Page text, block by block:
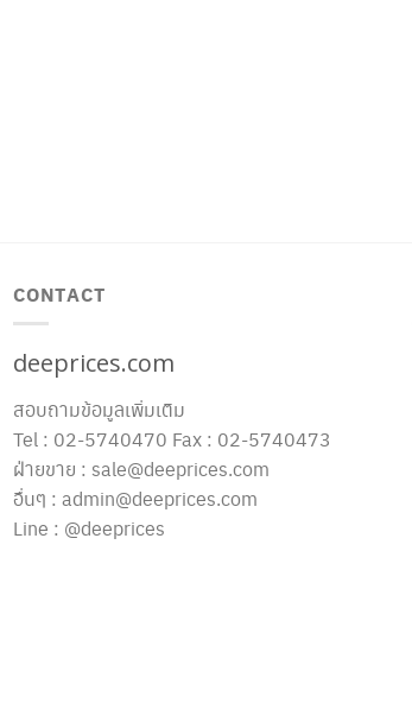
CONTACT
deeprices.com
สอบถามข้อมูลเพิ่มเติม
Tel : 02-5740470 Fax : 02-5740473
ฝ่ายขาย : sale@deeprices.com
อื่นๆ : admin@deeprices.com
Line : @deeprices